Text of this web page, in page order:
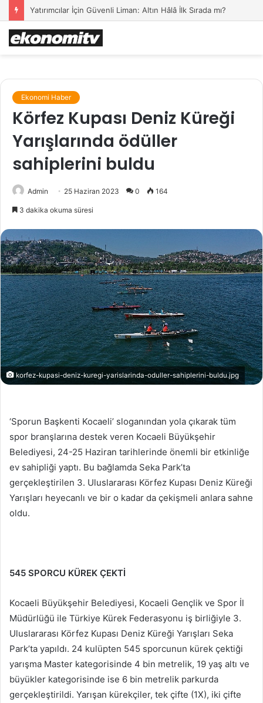
Yatırımcılar İçin Güvenli Liman: Altın Hâlâ İlk Sırada mı?
Ekonomi Haber
Körfez Kupası Deniz Küreği
Yarışlarında ödüller
sahiplerini buldu
Admin 25 Haziran 2023 0 164
3 dakika okuma süresi
korfez-kupasi-deniz-kuregi-yarislarinda-oduller-sahiplerini-buldu.jpg
‘Sporun Başkenti Kocaeli’ sloganından yola çıkarak tüm
spor branşlarına destek veren Kocaeli Büyükşehir
Belediyesi, 24-25 Haziran tarihlerinde önemli bir etkinliğe
ev sahipliği yaptı. Bu bağlamda Seka Park’ta
gerçekleştirilen 3. Uluslararası Körfez Kupası Deniz Küreği
Yarışları heyecanlı ve bir o kadar da çekişmeli anlara sahne
oldu.
545 SPORCU KÜREK ÇEKTİ
Kocaeli Büyükşehir Belediyesi, Kocaeli Gençlik ve Spor İl
Müdürlüğü ile Türkiye Kürek Federasyonu iş birliğiyle 3.
Uluslararası Körfez Kupası Deniz Küreği Yarışları Seka
Park’ta yapıldı. 24 kulüpten 545 sporcunun kürek çektiği
yarışma Master kategorisinde 4 bin metrelik, 19 yaş altı ve
büyükler kategorisinde ise 6 bin metrelik parkurda
gerçekleştirildi. Yarışan kürekçiler, tek çifte (1X), iki çifte